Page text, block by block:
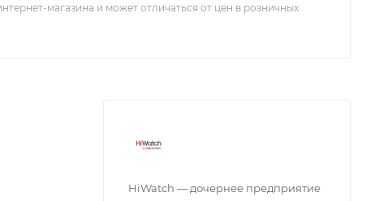
магазина и может отличаться от цен в розничных
HiWatch — дочернее предприятие